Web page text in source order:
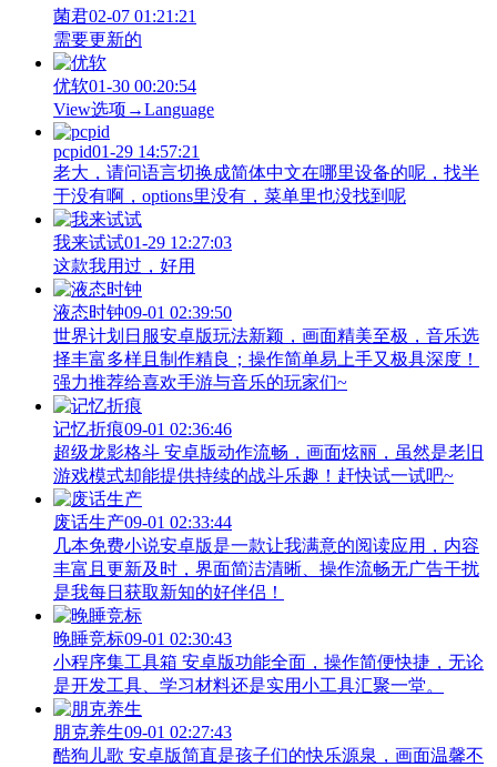
菌君02-07 01:21:21
需要更新的
优软01-30 00:20:54
View‌选项→Language
pcpid01-29 14:57:21
老大，请问语言切换成简体中文在哪里设备的呢，找半
于没有啊，options里没有，菜单里也没找到呢
我来试试01-29 12:27:03
这款我用过，好用
液态时钟09-01 02:39:50
世界计划日服安卓版玩法新颖，画面精美至极，音乐选
择丰富多样且制作精良；操作简单易上手又极具深度！
强力推荐给喜欢手游与音乐的玩家们~
记忆折痕09-01 02:36:46
超级龙影格斗 安卓版动作流畅，画面炫丽，虽然是老旧
游戏模式却能提供持续的战斗乐趣！赶快试一试吧~
废话生产09-01 02:33:44
几本免费小说安卓版是一款让我满意的阅读应用，内容
丰富且更新及时，界面简洁清晰、操作流畅无广告干扰
是我每日获取新知的好伴侣！
晚睡竞标09-01 02:30:43
小程序集工具箱 安卓版功能全面，操作简便快捷，无论
是开发工具、学习材料还是实用小工具汇聚一堂。
朋克养生09-01 02:27:43
酷狗儿歌 安卓版简直是孩子们的快乐源泉，画面温馨不